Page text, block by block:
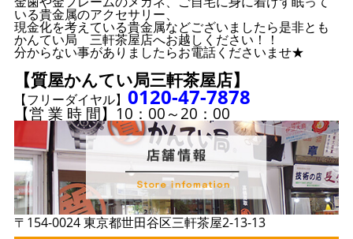
いる貴金属のアクセサリー、
現金化を考えている貴金属などございましたら是非とも
かんてい局 三軒茶屋店へお越しください！！
分からない事がありましたらお電話くださいませ★
【質屋かんてい局三軒茶屋店】
【フリーダイヤル】 0120-47-7878
【営 業 時 間】10：00～20：00
〒154-0024 東京都世田谷区三軒茶屋2-13-13